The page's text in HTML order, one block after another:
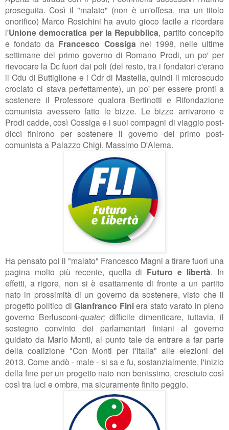
proseguita. Così il "malato" (non è un'offesa, ma un titolo
onorifico) Marco Rosichini ha avuto gioco facile a ricordare
l'Unione democratica per la Repubblica, partito concepito
e fondato da Francesco Cossiga nel 1998, nelle ultime
settimane del primo governo di Romano Prodi, un po' per
rievocare la Dc fuori dai poli (del resto, tra i fondatori c'erano
il Cdu di Buttiglione e i Cdr di Mastella, quindi il microscudo
crociato ci stava perfettamente), un po' per essere pronti a
sostenere il Professore qualora Bertinotti e Rifondazione
comunista avessero fatto le bizze. Le bizze arrivarono e
Prodi cadde, così Cossiga e i suoi compagni di viaggio post-
diccì finirono per sostenere il governo del primo post-
comunista a Palazzo Chigi, Massimo D'Alema.
Ha pensato poi il "malato" Francesco Magni a tirare fuori una
pagina molto più recente, quella di Futuro e libertà. In
effetti, a rigore, non si è esattamente di fronte a un partito
nato in prossimità di un governo da sostenere, visto che il
progetto politico diGianfranco Finiera stato varato in pieno
governo Berlusconi-quater; difficile dimenticare, tuttavia, il
sostegno convinto dei parlamentari finiani al governo
guidato da Mario Monti, al punto tale da entrare a far parte
della coalizione "Con Monti per l'Italia" alle elezioni del
2013. Come andò - male - si sa e fu, sostanzialmente, l'inizio
della fine per un progetto nato non benissimo, cresciuto così
così tra luci e ombre, ma sicuramente finito peggio.